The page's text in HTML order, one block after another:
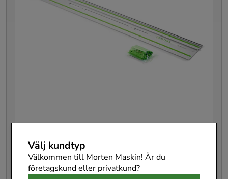
Välj kundtyp
Välkommen till Morten Maskin! Är du
företagskund eller privatkund?
577044
Pris:2 583 kr
2 583 kr